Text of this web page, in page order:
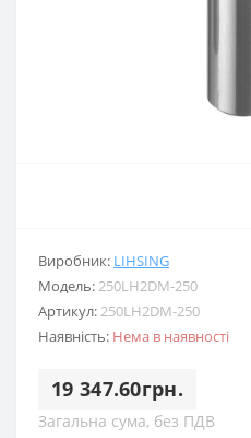
Виробник: LIHSING
Модель:250LH2DM-250
Артикул:250LH2DM-250
Наявність: Нема в наявності
19 347.60грн.
Загальна сума, без ПДВ